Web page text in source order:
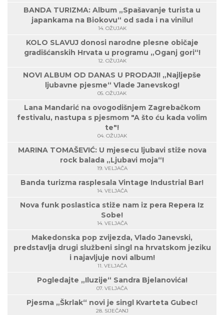
BANDA TURIZMA: Album „Spašavanje turista u
japankama na Biokovu“ od sada i na vinilu!
14. OŽUJAK
KOLO SLAVUJ donosi narodne plesne običaje
gradišćanskih Hrvata u programu „Oganj gori“!
12. OŽUJAK
NOVI ALBUM OD DANAS U PRODAJI! „Najljepše
ljubavne pjesme“ Vlade Janevskog!
05. OŽUJAK
Lana Mandarić na ovogodišnjem Zagrebačkom
festivalu, nastupa s pjesmom "A što ću kada volim
te"!
04. OŽUJAK
MARINA TOMAŠEVIĆ: U mjesecu ljubavi stiže nova
rock balada „Ljubavi moja“!
19. VELJAČA
Banda turizma rasplesala Vintage Industrial Bar!
14. VELJAČA
Nova funk poslastica stiže nam iz pera Repera Iz
Sobe!
14. VELJAČA
Makedonska pop zvijezda, Vlado Janevski,
predstavlja drugi službeni singl na hrvatskom jeziku
i najavljuje novi album!
11. VELJAČA
Pogledajte „Iluzije“ Sandra Bjelanovića!
07. VELJAČA
Pjesma „Škrlak“ novi je singl Kvarteta Gubec!
28. SIJEČANJ